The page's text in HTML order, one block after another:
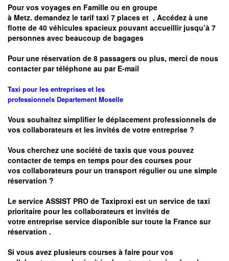
Pour vos voyages en Famille ou en groupe
à Metz. demandez le tarif taxi 7 places et , Accédez à une
flotte de 40 véhicules spacieux pouvant accueillir jusqu’à 7
personnes avec beaucoup de bagages
Pour une réservation de 8 passagers ou plus, merci de nous
contacter par téléphone au par E-mail
Taxi pour les entreprises et les
professionnels Departement Moselle
Vous souhaitez simplifier le déplacement professionnels de
vos collaborateurs et les invités de votre entreprise ?
Vous cherchez une société de taxis que vous pouvez
contacter de temps en temps pour des courses pour
vos collaborateurs pour un transport régulierou une simple
réservation ?
Le service ASSIST PRO de Taxiproxi est un service de taxi
prioritaire pour les collaborateurs et invités de
votre entreprise service disponible sur toute la France sur
réservation .
Si vous avez plusieurs courses à faire pour vos